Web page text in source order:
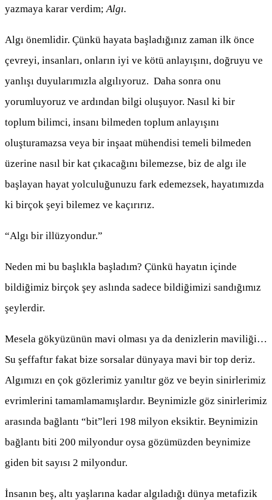
yazmaya karar verdim; Algı.
Algı önemlidir. Çünkü hayata başladığınız zaman ilk önce
çevreyi, insanları, onların iyi ve kötü anlayışını, doğruyu ve
yanlışı duyularımızla algılıyoruz. Daha sonra onu
yorumluyoruz ve ardından bilgi oluşuyor. Nasıl ki bir
toplum bilimci, insanı bilmeden toplum anlayışını
oluşturamazsa veya bir inşaat mühendisi temeli bilmeden
üzerine nasıl bir kat çıkacağını bilemezse, biz de algı ile
başlayan hayat yolculuğunuzu fark edemezsek, hayatımızda
ki birçok şeyi bilemez ve kaçırırız.
“Algı bir illüzyondur.”
Neden mi bu başlıkla başladım? Çünkü hayatın içinde
bildiğimiz birçok şey aslında sadece bildiğimizi sandığımız
şeylerdir.
Mesela gökyüzünün mavi olması ya da denizlerin maviliği…
Su şeffaftır fakat bize sorsalar dünyaya mavi bir top deriz.
Algımızı en çok gözlerimiz yanıltır göz ve beyin sinirlerimiz
evrimlerini tamamlamamışlardır. Beynimizle göz sinirlerimiz
arasında bağlantı “bit”leri 198 milyon eksiktir. Beynimizin
bağlantı biti 200 milyondur oysa gözümüzden beynimize
giden bit sayısı 2 milyondur.
İnsanın beş, altı yaşlarına kadar algıladığı dünya metafizik